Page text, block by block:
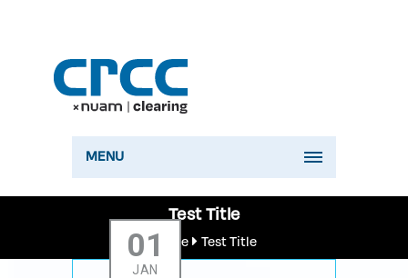
MENU
Test Title
Home Test Title
01
JAN